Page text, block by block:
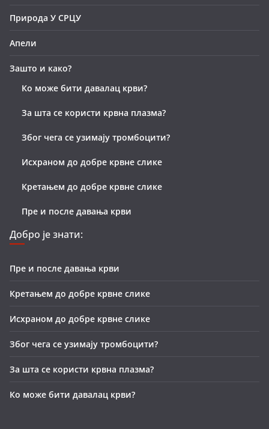
Природа У СРЦУ
Апели
Зашто и како?
Ко може бити давалац крви?
За шта се користи крвна плазма?
Због чега се узимају тромбоцити?
Исхраном до добре крвне слике
Кретањем до добре крвне слике
Пре и после давања крви
Добро је знати:
Пре и после давања крви
Кретањем до добре крвне слике
Исхраном до добре крвне слике
Због чега се узимају тромбоцити?
За шта се користи крвна плазма?
Ко може бити давалац крви?